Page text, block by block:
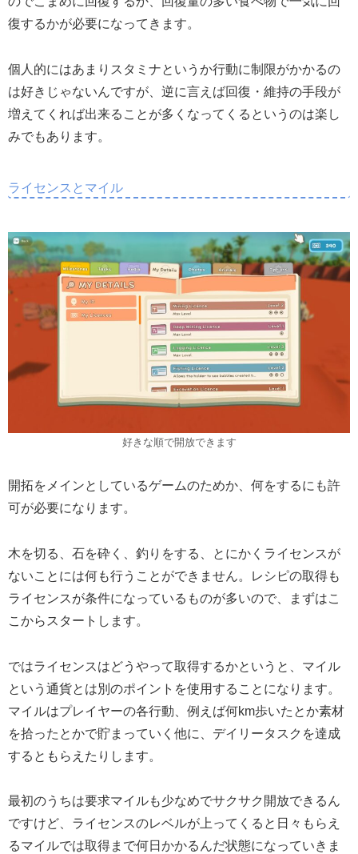
復するかが必要になってきます。
個人的にはあまりスタミナというか行動に制限がかかるの
は好きじゃないんですが、逆に言えば回復・維持の手段が
増えてくれば出来ることが多くなってくるというのは楽し
みでもあります。
ライセンスとマイル
好きな順で開放できます
開拓をメインとしているゲームのためか、何をするにも許
可が必要になります。
木を切る、石を砕く、釣りをする、とにかくライセンスが
ないことには何も行うことができません。レシピの取得も
ライセンスが条件になっているものが多いので、まずはこ
こからスタートします。
ではライセンスはどうやって取得するかというと、マイル
という通貨とは別のポイントを使用することになります。
マイルはプレイヤーの各行動、例えば何km歩いたとか素材
を拾ったとかで貯まっていく他に、デイリータスクを達成
するともらえたりします。
最初のうちは要求マイルも少なめでサクサク開放できるん
ですけど、ライセンスのレベルが上ってくると日々もらえ
るマイルでは取得まで何日かかるんだ状態になっていきま